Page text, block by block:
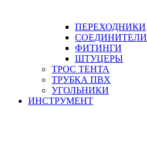
ПЕРЕХОДНИКИ
СОЕДИНИТЕЛИ
ФИТИНГИ
ШТУЦЕРЫ
ТРОС ТЕНТА
ТРУБКА ПВХ
УГОЛЬНИКИ
ИНСТРУМЕНТ